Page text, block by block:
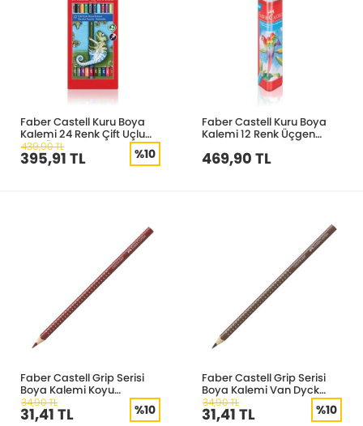
Faber Castell Kuru Boya
Kalemi 24 Renk Çift Uçlu
Yerli Üretim 5171000003
439,90 TL
395,91 TL %10
Faber Castell Kuru Boya
Kalemi 12 Renk Üçgen
Plastk Tüp 5171113313
469,90 TL
Faber Castell Grip Serisi
Boya Kalemi Koyu
Kahverengi 112492
34,90 TL
31,41 TL %10
Faber Castell Grip Serisi
Boya Kalemi Van Dyck
Kahve 112476
34,90 TL
31,41 TL %10